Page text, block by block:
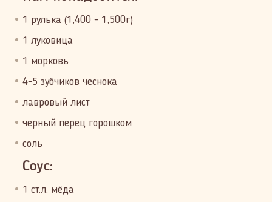
1 рулька (1,400 - 1,500г)
1 луковица
1 морковь
4-5 зубчиков чеснока
лавровый лист
черный перец горошком
соль
Соус:
1 ст.л. мёда